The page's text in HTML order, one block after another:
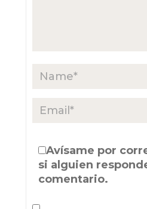
Avísame por
si alguien
comentario.